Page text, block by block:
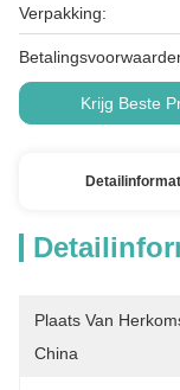
Verpakking:
Krijg Beste
Plaats Van
China